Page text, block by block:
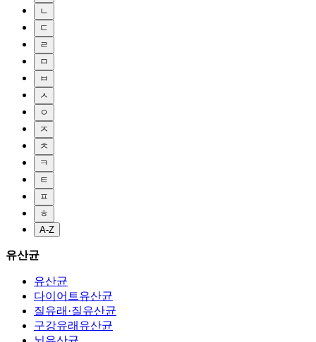
ㄴ
ㄷ
ㄹ
ㅁ
ㅂ
ㅅ
ㅇ
ㅈ
ㅊ
ㅋ
ㅌ
ㅍ
ㅎ
A-Z
유산균
유산균
다이어트유산균
질유래·질유산균
구강유래유산균